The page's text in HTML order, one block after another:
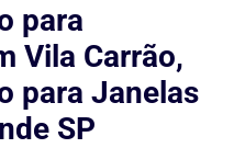
para
Vila Carrão,
para Janelas
SP